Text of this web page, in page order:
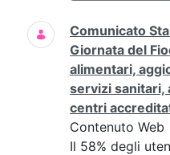
Comunicato
Giornata del
alimentari,
servizi sanitari,
centri
Contenuto Web
Il 58% degli